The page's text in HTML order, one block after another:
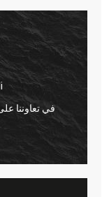
في تعاوننا